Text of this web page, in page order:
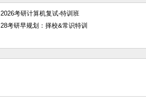
2026考研计算机复试-特训班
28考研早规划：择校&常识特训